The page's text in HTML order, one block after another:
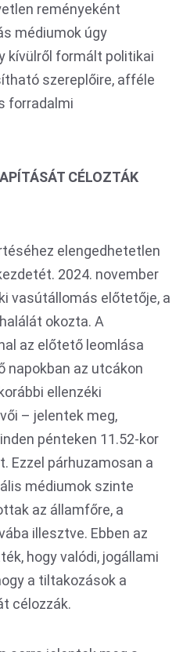
reményeként
médiumok úgy
kívülről formált politikai
szereplőire, afféle
forradalmi
CÉLOZTÁK
elengedhetetlen
2024. november
vasútállomás előtetője, a
okozta. A
az előtető leomlása
napokban az utcákon
ellenzéki
– jelentek meg,
pénteken 11.52-kor
Ezzel párhuzamosan a
médiumok szinte
az államfőre, a
illesztve. Ebben az
hogy valódi, jogállami
a tiltakozások a
célozzák.